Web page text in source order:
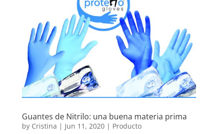
Guantes de Nitrilo: una buena materia prima
by Cristina | Jun 11, 2020| Producto